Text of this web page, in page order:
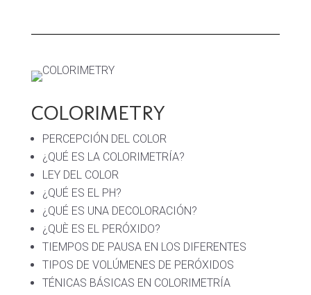
COLORIMETRY
PERCEPCIÓN DEL COLOR
¿QUÉ ES LA COLORIMETRÍA?
LEY DEL COLOR
¿QUÉ ES EL PH?
¿QUÉ ES UNA DECOLORACIÓN?
¿QUÈ ES EL PERÓXIDO?
TIEMPOS DE PAUSA EN LOS DIFERENTES
TIPOS DE VOLÚMENES DE PERÓXIDOS
TÉNICAS BÁSICAS EN COLORIMETRÍA